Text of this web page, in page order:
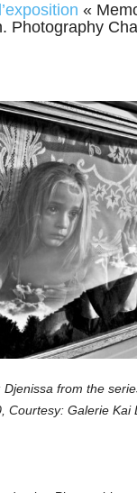
«
Photography
from the
Courtesy: Galerie Kai